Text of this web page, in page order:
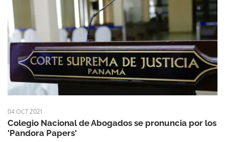
04 OCT 2021
Colegio Nacional de Abogados se pronuncia por los
'Pandora Papers'